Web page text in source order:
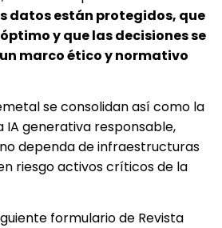
datos están protegidos, que
y que las decisiones se
marco ético y normativo
se consolidan así como la
IA generativa responsable,
dependa de infraestructuras
riesgo activos críticos de la
formulario de Revista